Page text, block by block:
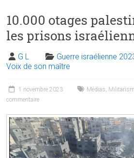
10.000 otages
les prisons
G L Guerre israélienne
Voix de son maître
1 novembre 2023 Médias,
commentaire